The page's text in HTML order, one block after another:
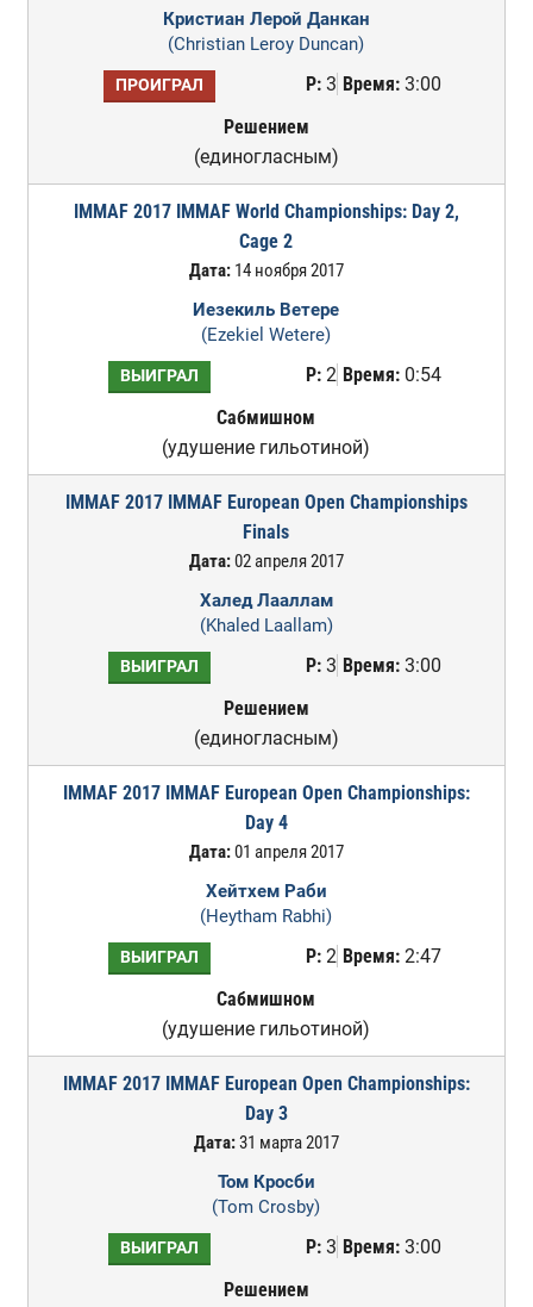
Кристиан Лерой Данкан
(Christian Leroy Duncan)
ПРОИГРАЛ Р:3 Время:3:00
Решением
(единогласным)
IMMAF 2017 IMMAF World Championships: Day 2,
Cage 2
Дата:14 ноября 2017
Иезекиль Ветере
(Ezekiel Wetere)
ВЫИГРАЛ Р:2 Время:0:54
Сабмишном
(удушение гильотиной)
IMMAF 2017 IMMAF European Open Championships
Finals
Дата:02 апреля 2017
Халед Лааллам
(Khaled Laallam)
ВЫИГРАЛ Р:3 Время:3:00
Решением
(единогласным)
IMMAF 2017 IMMAF European Open Championships:
Day 4
Дата:01 апреля 2017
Хейтхем Раби
(Heytham Rabhi)
ВЫИГРАЛ Р:2 Время:2:47
Сабмишном
(удушение гильотиной)
IMMAF 2017 IMMAF European Open Championships:
Day 3
Дата:31 марта 2017
Том Кросби
(Tom Crosby)
ВЫИГРАЛ Р:3 Время:3:00
Решением